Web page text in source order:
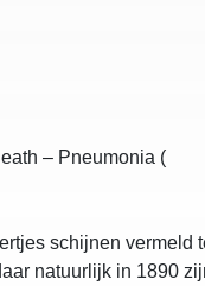
– Pneumonia (
schijnen vermeld
natuurlijk in 1890